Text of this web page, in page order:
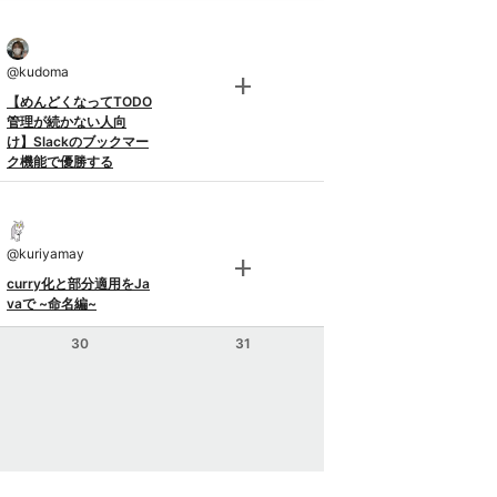
@kudoma
【めんどくなってTODO
管理が続かない人向
け】Slackのブックマー
ク機能で優勝する
add
@kuriyamay
curry化と部分適用をJa
vaで ~命名編~
add
30 31